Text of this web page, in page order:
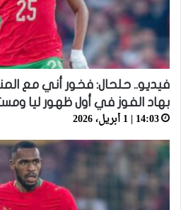
فيديو.. حلحال: فخور أني مع
بهاد الفوز في أول ظهور ليا
14:03 | 1 أبريل، 2026